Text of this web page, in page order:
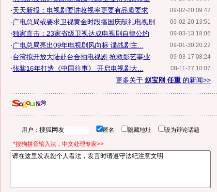
09-02-20 09:42
·天天新报：电视剧要讲收视率更要有品质要求
09-02-20 13:51
· 广电总局或要求卫视黄金时段播国庆献礼电视剧
09-03-13 18:06
·独家直击：23家省级卫视达成电视剧自律公约
09-01-30 20:22
· 广电总局亮出09年电视剧风向标 谍战剧主...
09-03-17 08:24
·台湾拟开放大陆赴台合拍电视剧 抢救影艺事业
08-11-27 10:07
·张黎16年打造《中国往事》 开启电视剧大...
更多关于 赵宝刚 任重 的新闻>>
用户： 匿名 隐藏地址 设为辩论话题
*搜狗拼音输入法，中文处理专家>>